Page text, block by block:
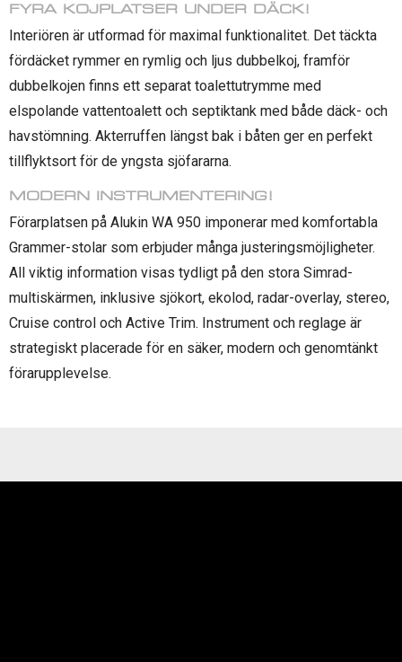
FYRA KOJPLATSER UNDER DÄCK!
Interiören är utformad för maximal funktionalitet. Det täckta
fördäcket rymmer en rymlig och ljus dubbelkoj, framför
dubbelkojen finns ett separat toalettutrymme med
elspolande vattentoalett och septiktank med både däck- och
havstömning. Akterruffen längst bak i båten ger en perfekt
tillflyktsort för de yngsta sjöfararna.
MODERN INSTRUMENTERING!
Förarplatsen på Alukin WA 950 imponerar med komfortabla
Grammer-stolar som erbjuder många justeringsmöjligheter.
All viktig information visas tydligt på den stora Simrad-
multiskärmen, inklusive sjökort, ekolod, radar-overlay, stereo,
Cruise control och Active Trim. Instrument och reglage är
strategiskt placerade för en säker, modern och genomtänkt
förarupplevelse.